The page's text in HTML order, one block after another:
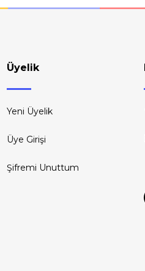
Üyelik
Yeni Üyelik
Üye Girişi
Şifremi Unuttum